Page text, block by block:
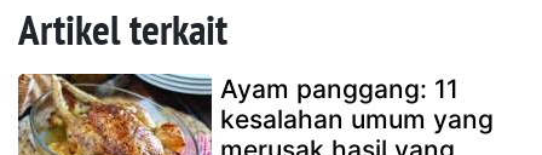
Artikel terkait
Ayam panggang: 11
kesalahan umum yang